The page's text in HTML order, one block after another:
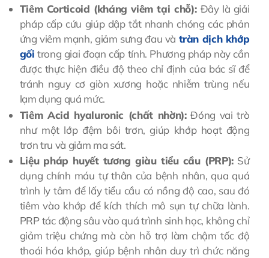
Tiêm Corticoid (kháng viêm tại chỗ): Đây là giải
pháp cấp cứu giúp dập tắt nhanh chóng các phản
ứng viêm mạnh, giảm sưng đau và tràn dịch khớp
gối trong giai đoạn cấp tính. Phương pháp này cần
được thực hiện điều độ theo chỉ định của bác sĩ để
tránh nguy cơ giòn xương hoặc nhiễm trùng nếu
lạm dụng quá mức.
Tiêm Acid hyaluronic (chất nhờn):Đóng vai trò
như một lớp đệm bôi trơn, giúp khớp hoạt động
trơn tru và giảm ma sát.
Liệu pháp huyết tương giàu tiểu cầu (PRP):Sử
dụng chính máu tự thân của bệnh nhân, qua quá
trình ly tâm để lấy tiểu cầu có nồng độ cao, sau đó
tiêm vào khớp để kích thích mô sụn tự chữa lành.
PRP tác động sâu vào quá trình sinh học, không chỉ
giảm triệu chứng mà còn hỗ trợ làm chậm tốc độ
thoái hóa khớp, giúp bệnh nhân duy trì chức năng